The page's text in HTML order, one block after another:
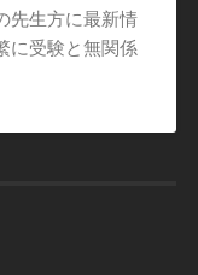
先生方に最新情
に受験と無関係